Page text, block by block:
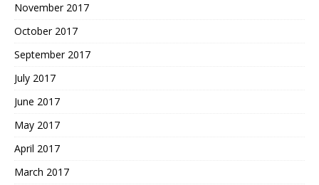
November 2017
October 2017
September 2017
July 2017
June 2017
May 2017
April 2017
March 2017